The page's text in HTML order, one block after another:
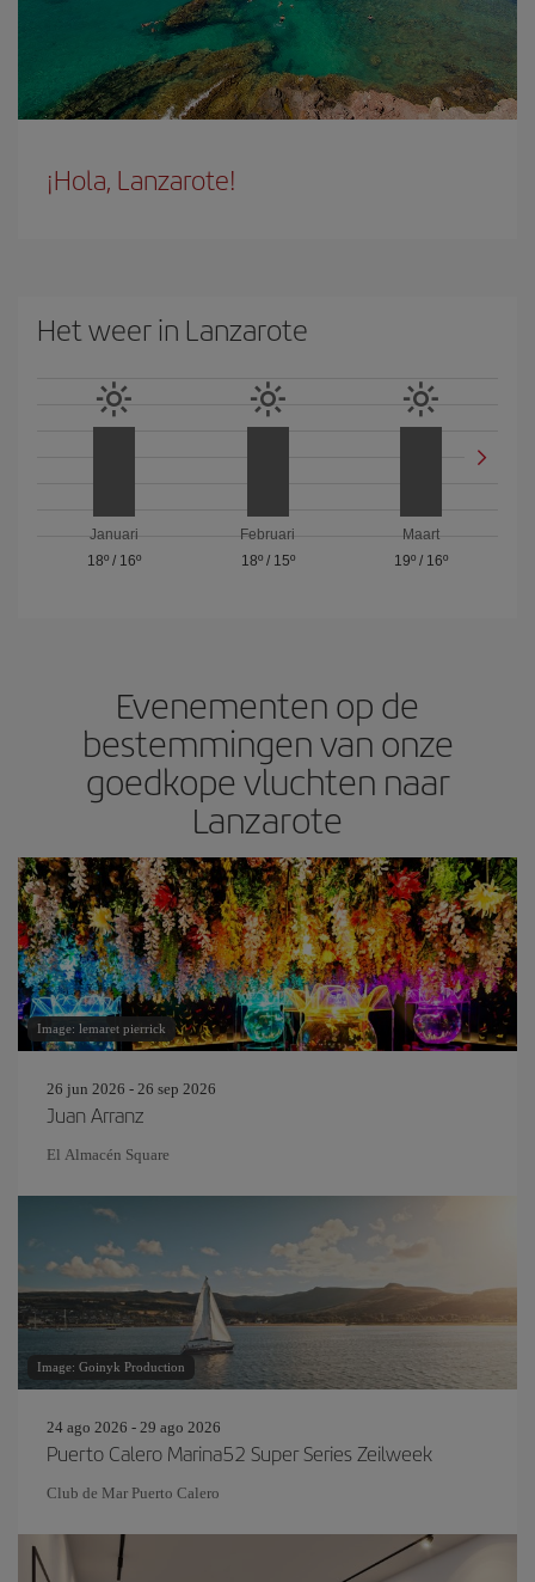
¡Hola, Lanzarote!
Het weer in Lanzarote
Januari
18º/ 16º
Februari
18º/ 15º
Maart
19º / 16º
Evenementen op de
bestemmingen van onze
goedkope vluchten naar
Lanzarote
Image: lemaret pierrick
26 jun 2026 - 26 sep 2026
Juan Arranz
El Almacén Square
Image: Goinyk Production
24 ago 2026 - 29 ago 2026
Puerto Calero Marina52 Super Series Zeilweek
Club de Mar Puerto Calero